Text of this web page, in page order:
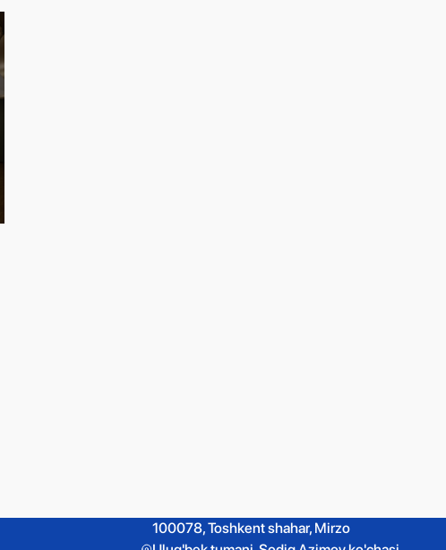
100078, Toshkent shahar, Mirzo